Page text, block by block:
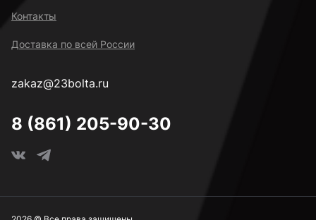
Контакты
Доставка по всей России
zakaz@23bolta.ru
8 (861) 205-90-30